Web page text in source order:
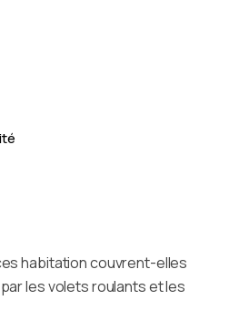
habitation couvrent-elles
les volets roulants et les